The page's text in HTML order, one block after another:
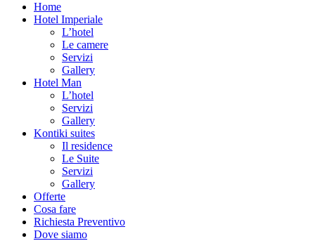
Home
Hotel Imperiale
L’hotel
Le camere
Servizi
Gallery
Hotel Man
L’hotel
Servizi
Gallery
Kontiki suites
Il residence
Le Suite
Servizi
Gallery
Offerte
Cosa fare
Richiesta Preventivo
Dove siamo